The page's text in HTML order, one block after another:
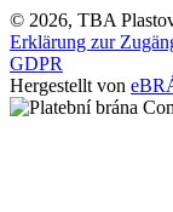
© 2026, TBA
Erklärung zur
GDPR
Hergestellt von